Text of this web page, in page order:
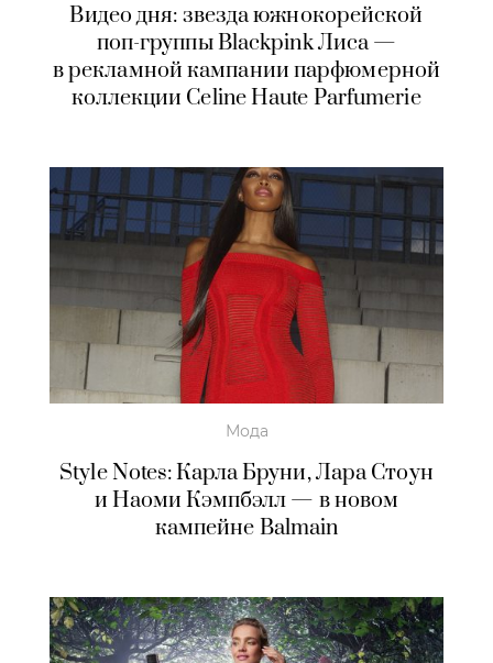
Видео дня: звезда южнокорейской
поп-группы Blackpink Лиса —
в рекламной кампании парфюмерной
коллекции Celine Haute Parfumerie
Мода
Style Notes: Карла Бруни, Лара Стоун
и Наоми Кэмпбэлл — в новом
кампейне Balmain